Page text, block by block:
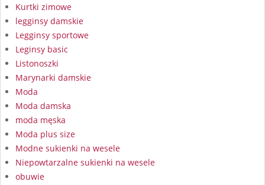
Kurtki zimowe
legginsy damskie
Legginsy sportowe
Leginsy basic
Listonoszki
Marynarki damskie
Moda
Moda damska
moda męska
Moda plus size
Modne sukienki na wesele
Niepowtarzalne sukienki na wesele
obuwie